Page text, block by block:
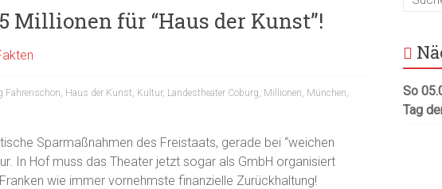
Millionen für “Haus der Kunst”!
Fahrenschon, Haus der Kunst, Kultur, Landestheater Coburg, Millionen, München,
Sparmaßnahmen des Freistaats, gerade bei “weichen
In Hof muss das Theater jetzt sogar als GmbH organisiert
wie immer vornehmste finanzielle Zurückhaltung!
So
Tag